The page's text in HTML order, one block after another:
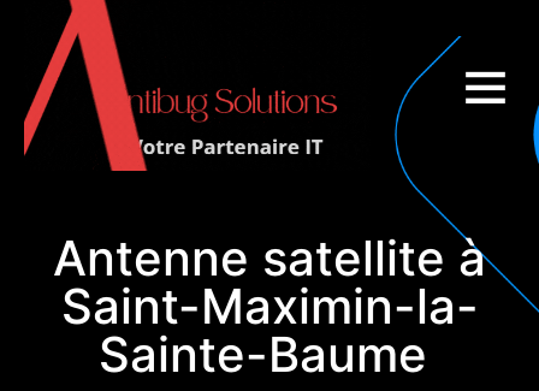
Antenne satellite à
Saint-Maximin-la-
Sainte-Baume